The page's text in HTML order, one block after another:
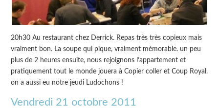
20h30 Au restaurant chez Derrick. Repas très très copieux mais
vraiment bon. La soupe qui pique, vraiment mémorable. un peu
plus de 2 heures ensuite, nous rejoignons l’appartement et
pratiquement tout le monde jouera à Copier coller et Coup Royal.
on a aussi eu notre jeudi Ludochons !
Vendredi 21 octobre 2011